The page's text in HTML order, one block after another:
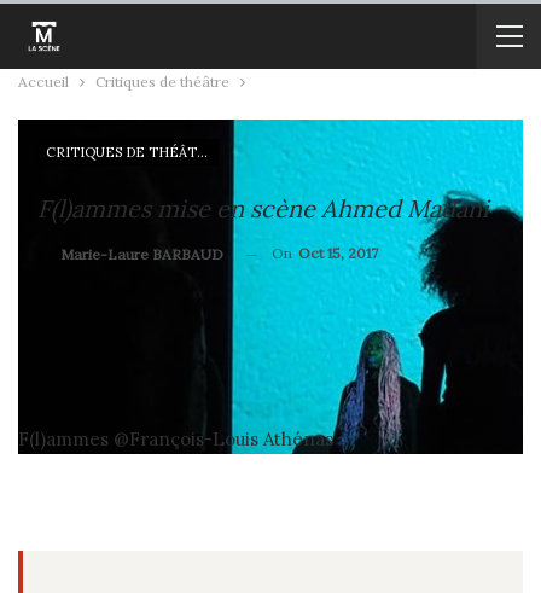
Accueil Critiques de théâtre
CRITIQUES DE THÉÂTRE
F(l)ammes mise en scène Ahmed Madani
Marie-Laure BARBAUD On Oct 15, 2017
F(l)ammes @François-Louis Athénas